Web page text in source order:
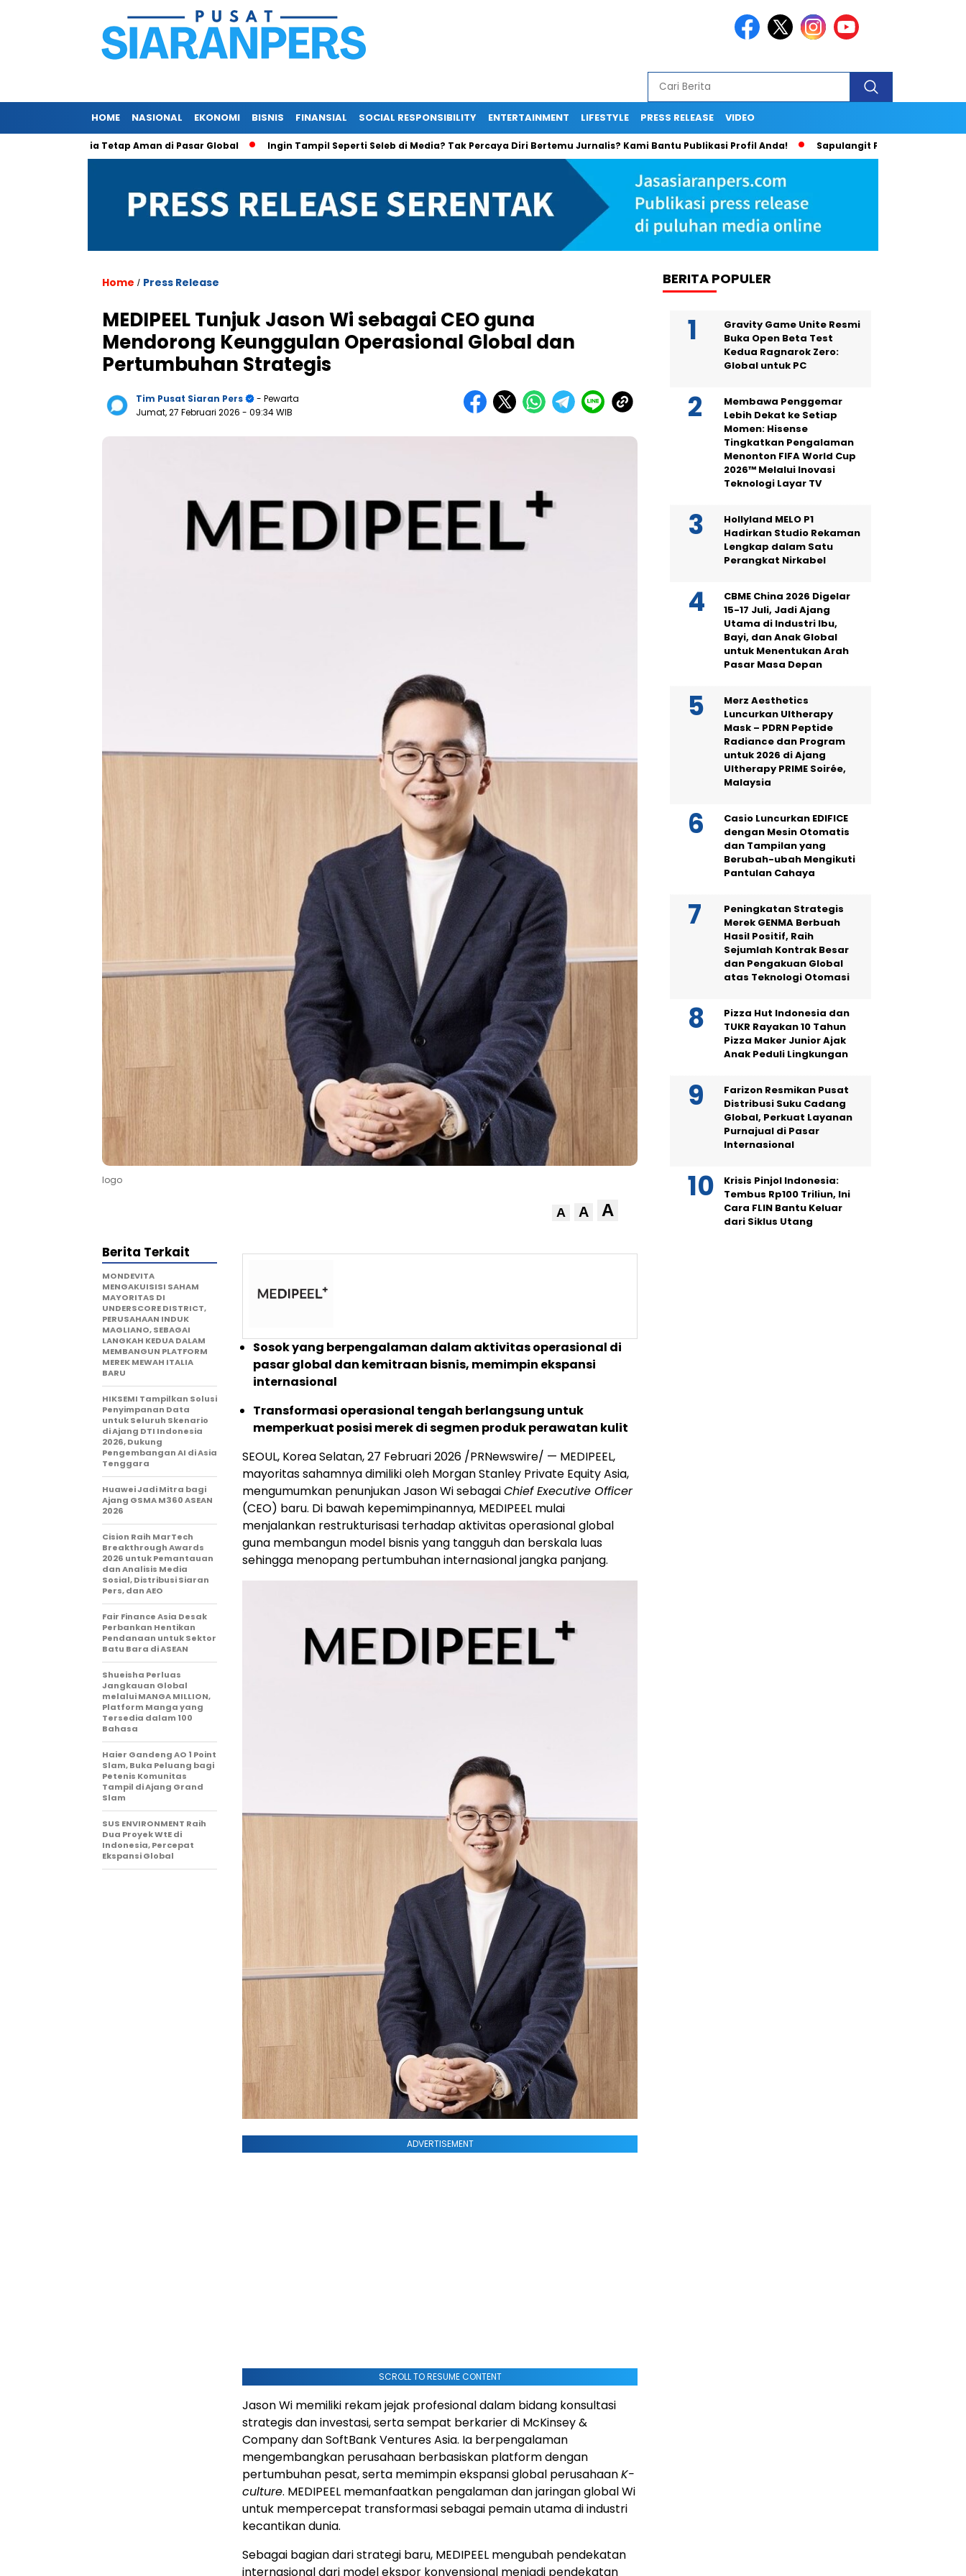
HOME NASIONAL EKONOMI BISNIS FINANSIAL SOCIAL RESPONSIBILITY ENTERTAINMENT LIFESTYLE PRESS RELEASE VIDEO
Tetap Aman di Pasar Global Ingin Tampil Seperti Seleb di Media? Tak Percaya Diri Bertemu Jurnalis? Kami Bantu Publikasi Profil Anda! Sapulangit PR dan Persrilis.com Bisa
Home / Press Release
MEDIPEEL Tunjuk Jason Wi sebagai CEO guna
Mendorong Keunggulan Operasional Global dan
Pertumbuhan Strategis
Tim Pusat Siaran Pers
- Pewarta
Jumat, 27 Februari 2026 - 09:34 WIB
logo
A A A
Sosok yang berpengalaman dalam aktivitas operasional di
pasar global dan kemitraan bisnis, memimpin ekspansi
internasional
Transformasi operasional tengah berlangsung untuk
memperkuat posisi merek di segmen produk perawatan kulit
SEOUL, Korea Selatan, 27 Februari 2026 /PRNewswire/ — MEDIPEEL,
mayoritas sahamnya dimiliki oleh Morgan Stanley Private Equity Asia,
mengumumkan penunjukan Jason Wi sebagaiChief Executive Officer
(CEO) baru. Di bawah kepemimpinannya, MEDIPEEL mulai
menjalankan restrukturisasi terhadap aktivitas operasional global
guna membangun model bisnis yang tangguh dan berskala luas
sehingga menopang pertumbuhan internasional jangka panjang.
ADVERTISEMENT
SCROLL TO RESUME CONTENT
Jason Wi memiliki rekam jejak profesional dalam bidang konsultasi
strategis dan investasi, serta sempat berkarier di McKinsey &
Company dan SoftBank Ventures Asia. Ia berpengalaman
mengembangkan perusahaan berbasiskan platform dengan
pertumbuhan pesat, serta memimpin ekspansi global perusahaanK-
culture. MEDIPEEL memanfaatkan pengalaman dan jaringan global Wi
untuk mempercepat transformasi sebagai pemain utama di industri
kecantikan dunia.
Sebagai bagian dari strategi baru, MEDIPEEL mengubah pendekatan
internasional dari model ekspor konvensional menjadi pendekatan
Berita Terkait
MONDEVITA
MENGAKUISISI SAHAM
MAYORITAS DI
UNDERSCORE DISTRICT,
PERUSAHAAN INDUK
MAGLIANO, SEBAGAI
LANGKAH KEDUA DALAM
MEMBANGUN PLATFORM
MEREK MEWAH ITALIA
BARU
HIKSEMI Tampilkan Solusi
Penyimpanan Data
untuk Seluruh Skenario
di Ajang DTI Indonesia
2026, Dukung
Pengembangan AI di Asia
Tenggara
Huawei Jadi Mitra bagi
Ajang GSMA M360 ASEAN
2026
Cision Raih MarTech
Breakthrough Awards
2026 untuk Pemantauan
dan Analisis Media
Sosial, Distribusi Siaran
Pers, dan AEO
Fair Finance Asia Desak
Perbankan Hentikan
Pendanaan untuk Sektor
Batu Bara di ASEAN
Shueisha Perluas
Jangkauan Global
melalui MANGA MILLION,
Platform Manga yang
Tersedia dalam 100
Bahasa
Haier Gandeng AO 1 Point
Slam, Buka Peluang bagi
Petenis Komunitas
Tampil di Ajang Grand
Slam
SUS ENVIRONMENT Raih
Dua Proyek WtE di
Indonesia, Percepat
Ekspansi Global
BERITA POPULER
Gravity Game Unite Resmi
Buka Open Beta Test
Kedua Ragnarok Zero:
Global untuk PC
Membawa Penggemar
Lebih Dekat ke Setiap
Momen: Hisense
Tingkatkan Pengalaman
Menonton FIFA World Cup
2026™ Melalui Inovasi
Teknologi Layar TV
Hollyland MELO P1
Hadirkan Studio Rekaman
Lengkap dalam Satu
Perangkat Nirkabel
CBME China 2026 Digelar
15-17 Juli, Jadi Ajang
Utama di Industri Ibu,
Bayi, dan Anak Global
untuk Menentukan Arah
Pasar Masa Depan
Merz Aesthetics
Luncurkan Ultherapy
Mask – PDRN Peptide
Radiance dan Program
untuk 2026 di Ajang
Ultherapy PRIME Soirée,
Malaysia
Casio Luncurkan EDIFICE
dengan Mesin Otomatis
dan Tampilan yang
Berubah-ubah Mengikuti
Pantulan Cahaya
Peningkatan Strategis
Merek GENMA Berbuah
Hasil Positif, Raih
Sejumlah Kontrak Besar
dan Pengakuan Global
atas Teknologi Otomasi
Pizza Hut Indonesia dan
TUKR Rayakan 10 Tahun
Pizza Maker Junior Ajak
Anak Peduli Lingkungan
Farizon Resmikan Pusat
Distribusi Suku Cadang
Global, Perkuat Layanan
Purnajual di Pasar
Internasional
Krisis Pinjol Indonesia:
Tembus Rp100 Triliun, Ini
Cara FLIN Bantu Keluar
dari Siklus Utang